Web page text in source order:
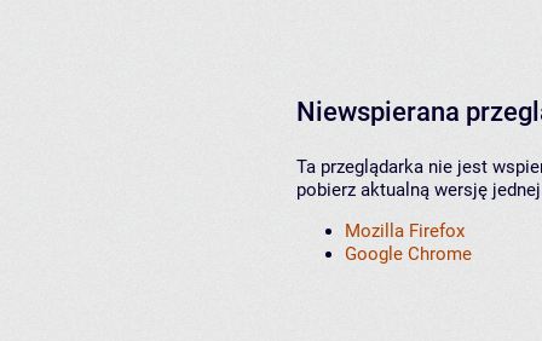
Niewspierana
Ta przeglądarka nie jest
pobierz aktualną wersję
Mozilla Firefox
Google Chrome